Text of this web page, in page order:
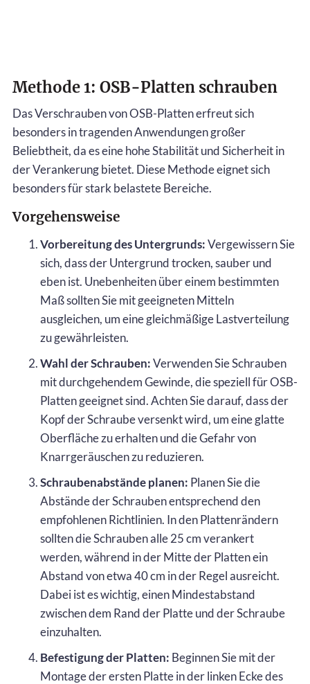
Methode 1: OSB-Platten schrauben
Das Verschrauben von OSB-Platten erfreut sich
besonders in tragenden Anwendungen großer
Beliebtheit, da es eine hohe Stabilität und Sicherheit in
der Verankerung bietet. Diese Methode eignet sich
besonders für stark belastete Bereiche.
Vorgehensweise
Vorbereitung des Untergrunds:Vergewissern Sie
sich, dass der Untergrund trocken, sauber und
eben ist. Unebenheiten über einem bestimmten
Maß sollten Sie mit geeigneten Mitteln
ausgleichen, um eine gleichmäßige Lastverteilung
zu gewährleisten.
Wahl der Schrauben:Verwenden Sie Schrauben
mit durchgehendem Gewinde, die speziell für OSB-
Platten geeignet sind. Achten Sie darauf, dass der
Kopf der Schraube versenkt wird, um eine glatte
Oberfläche zu erhalten und die Gefahr von
Knarrgeräuschen zu reduzieren.
Schraubenabstände planen: Planen Sie die
Abstände der Schrauben entsprechend den
empfohlenen Richtlinien. In den Plattenrändern
sollten die Schrauben alle 25 cm verankert
werden, während in der Mitte der Platten ein
Abstand von etwa 40 cm in der Regel ausreicht.
Dabei ist es wichtig, einen Mindestabstand
zwischen dem Rand der Platte und der Schraube
einzuhalten.
Befestigung der Platten: Beginnen Sie mit der
Montage der ersten Platte in der linken Ecke des